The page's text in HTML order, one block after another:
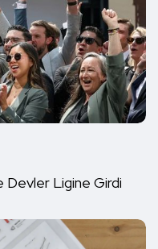
Devler Ligine Girdi